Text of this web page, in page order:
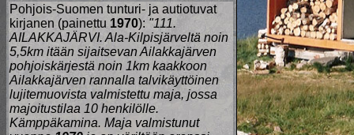
Pohjois-Suomen tunturi- ja autiotuvat
kirjanen (painettu 1970): "111.
AILAKKAJÄRVI. Ala-Kilpisjärveltä noin
5,5km itään sijaitsevan Ailakkajärven
pohjoiskärjestä noin 1km kaakkoon
Ailakkajärven rannalla talvikäyttöinen
lujitemuovista valmistettu maja, jossa
majoitustilaa 10 henkilölle.
Kämppäkamina. Maja valmistunut